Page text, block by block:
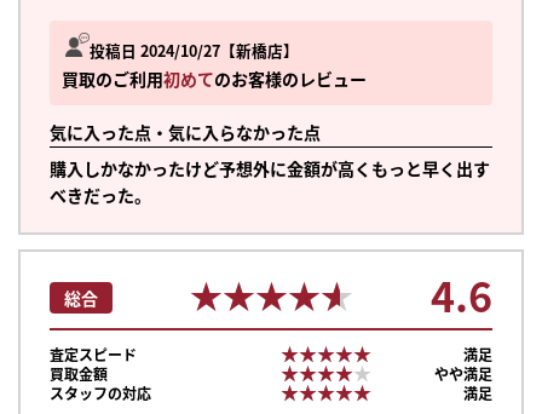
投稿日 2024/10/27 新橋店
買取のご利用初めてのお客様のレビュー
気に入った点・気に入らなかった点
購入しかなかったけど予想外に金額が高くもっと早く出す
べきだった。
総合 ★★★★★
★★★★★ 4.6
査定スピード ★★★★★
★★★★★
満足
買取金額
★★★★★
★★★★★
やや満足
スタッフの対応
★★★★★
★★★★★ 満足